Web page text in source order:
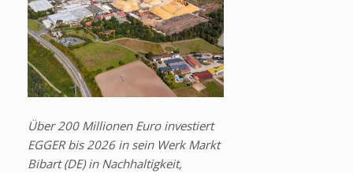
Über 200 Millionen Euro investiert
EGGER bis 2026 in sein Werk Markt
Bibart (DE) in Nachhaltigkeit,